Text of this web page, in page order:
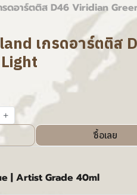
ดอาร์ตติส D46 Viridian
เกรดอาร์ตติส
ซื้อเลย
| Artist Grade 40ml